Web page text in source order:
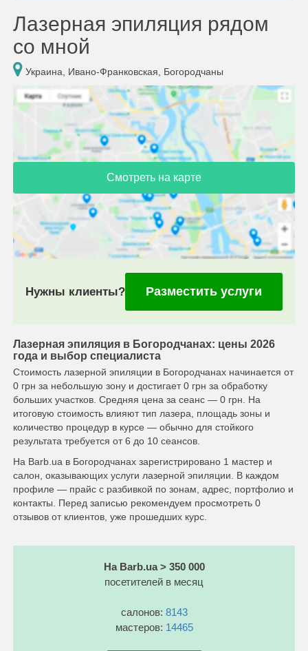
Лазерная эпиляция рядом
со мной
Украина, Ивано-Франковская, Богородчаны
Смотреть на карте
Нужны клиенты? Разместить услуги
Лазерная эпиляция в Богородчанах: цены 2026
года и выбор специалиста
Стоимость лазерной эпиляции в Богородчанах начинается от
0 грн за небольшую зону и достигает 0 грн за обработку
больших участков. Средняя цена за сеанс — 0 грн. На
итоговую стоимость влияют тип лазера, площадь зоны и
количество процедур в курсе — обычно для стойкого
результата требуется от 6 до 10 сеансов.
На Barb.ua в Богородчанах зарегистрировано 1 мастер и
салон, оказывающих услуги лазерной эпиляции. В каждом
профиле — прайс с разбивкой по зонам, адрес, портфолио и
контакты. Перед записью рекомендуем просмотреть 0
отзывов от клиентов, уже прошедших курс.
На Barb.ua > 350 000
посетителей в месяц
салонов: 8143
мастеров: 14465